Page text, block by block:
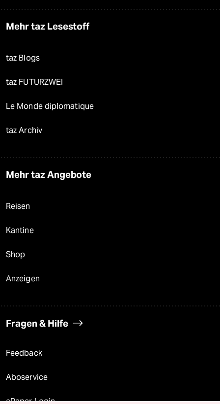
Mehr taz Lesestoff
taz Blogs
taz FUTURZWEI
Le Monde diplomatique
taz Archiv
Mehr taz Angebote
Reisen
Kantine
Shop
Anzeigen
Fragen & Hilfe
Feedback
Aboservice
ePaper Login